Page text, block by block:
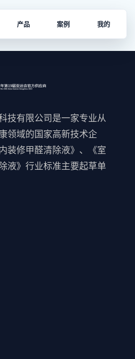
产品 案例 我的
技有限公司是一家专业从
领域的国家高新技术企
装修甲醛清除液》、《室
液》行业标准主要起草单